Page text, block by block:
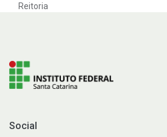
Reitoria
Social